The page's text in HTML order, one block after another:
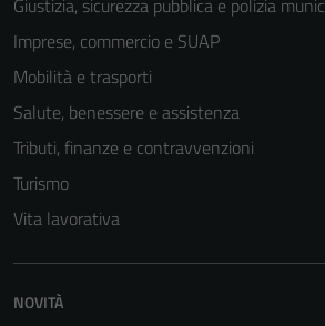
Giustizia, sicurezza pubblica e polizia
Imprese, commercio e SUAP
Mobilità e trasporti
Salute, benessere e assistenza
Tributi, finanze e contravvenzioni
Turismo
Vita lavorativa
NOVITÀ